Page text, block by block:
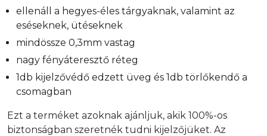
ellenáll a hegyes-éles tárgyaknak, valamint az
eséseknek, ütéseknek
mindössze 0,3mm vastag
nagy fényáteresztő réteg
1db kijelzővédő edzett üveg és 1db törlőkendő a
csomagban
Ezt a terméket azoknak ajánljuk, akik 100%-os
biztonságban szeretnék tudni kijelzőjüket. Az